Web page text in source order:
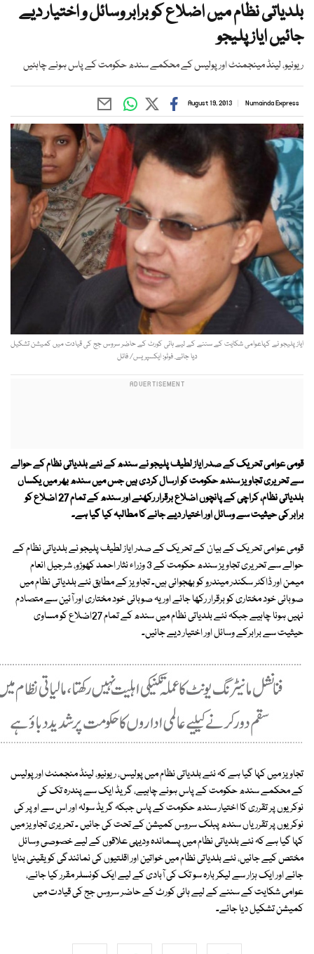
بلدیاتی نظام میں اضلاع کو برابر وسائل و اختیار دیے
جائیں ایاز پلیجو
ریونیو، لینڈ مینجمنٹ اور پولیس کے محکمے سندھ حکومت کے پاس ہونے چاہئیں
Numainda Express
August 19, 2013
ایاز پلیجو نے کہاعوامی شکایت کے سننے کے لیے ہائی کورٹ کے حاضر سروس جج کی قیادت میں کمیشن تشکیل
دیا جائے. فوٹو: ایکسپریس/ فائل
قومی عوامی تحریک کے صدر ایاز لطیف پلیجو نے سندھ کے نئے بلدیاتی نظام کے حوالے
سے تحریری تجاویز سندھ حکومت کو ارسال کردی ہیں جس میں سندھ بھر میں یکساں
بلدیاتی نظام، کراچی کے پانچوں اضلاع برقرار رکھنے اور سندھ کے تمام 27 اضلاع کو
برابر کی حیثیت سے وسائل اور اختیار دیے جانے کا مطالبہ کیا گیا ہے۔
قومی عوامی تحریک کے بیان کے تحریک کے صدر ایاز لطیف پلیجو نے بلدیاتی نظام کے
حوالے سے تحریری تجاویز سندھ حکومت کے 3 وزراء نثار احمد کھوڑو، شرجیل انعام
میمن اور ڈاکٹر سکندر میندرو کو بھجوائی ہیں۔ تجاویز کے مطابق نئے بلدیاتی نظام میں
صوبائی خود مختاری کو برقرار رکھا جائے اور یہ صوبائی خود مختاری اور آئین سے متصادم
نہیں ہونا چاہیے جبکہ نئے بلدیاتی نظام میں سندھ کے تمام 27اضلاع کو مساوی
حیثیت سے برابرکے وسائل اور اختیار دیے جائیں۔
تجاویز میں کہا گیا ہے کہ نئے بلدیاتی نظام میں پولیس، ریونیو، لینڈ منجمنٹ اور پولیس
کے محکمے سندھ حکومت کے پاس ہونے چاہیے، گریڈ ایک سے پندرہ تک کی
نوکریوں پر تقرری کا اختیار سندھ حکومت کے پاس جبکہ گریڈ سولہ اور اس سے اوپر کی
نوکریوں پر تقرریاں سندھ پبلک سروس کمیشن کے تحت کی جائیں ۔ تحریری تجاویز میں
کہا گیا ہے کہ نئے بلدیاتی نظام میں پسماندہ ودیہی علاقوں کے لیے خصوصی وسائل
مختص کیے جائیں، نئے بلدیاتی نظام میں خواتین اور اقلتیوں کی نمائندگی کو یقینی بنایا
جائے اور ایک ہزار سے لیکر بارہ سو تک کی آبادی کے لیے ایک کونسلر مقرر کیا جائے،
عوامی شکایت کے سننے کے لیے ہائی کورٹ کے حاضر سروس جج کی قیادت میں
کمیشن تشکیل دیا جائے۔